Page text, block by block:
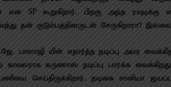
என SP கூறுகிறார். பிறகு அந்த
தன் குடும்பத்தினருடன் சேருகிறாரா?
பாலாஜி யின் எதார்த்த நடிப்பு அமர
காவலராக கருணாஸ் நடிப்பு பார்க்க
செய்திருக்கிறார். நடிகை சானியா